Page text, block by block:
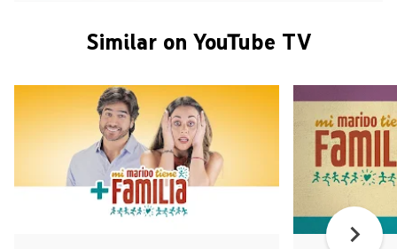
Similar on YouTube TV